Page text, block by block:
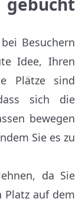
Besuchern
Idee, Ihren
Plätze sind
sich die
bewegen
Sie es zu
da Sie
Platz auf dem